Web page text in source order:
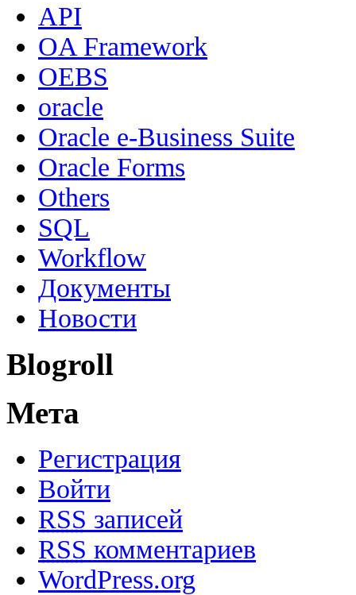
API
OA Framework
OEBS
oracle
Oracle e-Business Suite
Oracle Forms
Others
SQL
Workflow
Документы
Новости
Blogroll
Мета
Регистрация
Войти
RSS записей
RSS комментариев
WordPress.org